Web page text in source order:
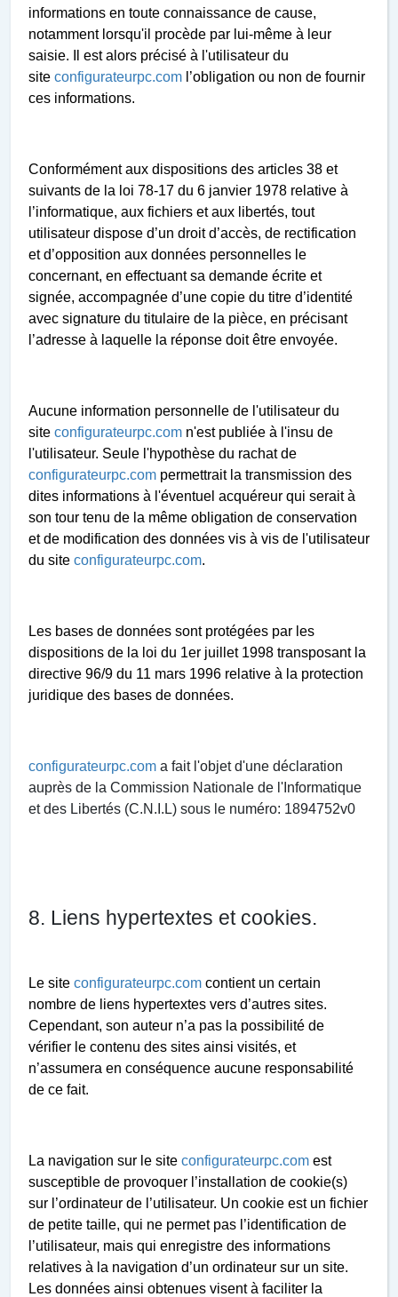
informations en toute connaissance de cause,
notamment lorsqu'il procède par lui-même à leur
saisie. Il est alors précisé à l'utilisateur du
site configurateurpc.com l’obligation ou non de fournir
ces informations.
Conformément aux dispositions des articles 38 et
suivants de la loi 78-17 du 6 janvier 1978 relative à
l’informatique, aux fichiers et aux libertés, tout
utilisateur dispose d’un droit d’accès, de rectification
et d’opposition aux données personnelles le
concernant, en effectuant sa demande écrite et
signée, accompagnée d’une copie du titre d’identité
avec signature du titulaire de la pièce, en précisant
l’adresse à laquelle la réponse doit être envoyée.
Aucune information personnelle de l'utilisateur du
site configurateurpc.com n'est publiée à l'insu de
l'utilisateur. Seule l'hypothèse du rachat de
configurateurpc.com permettrait la transmission des
dites informations à l'éventuel acquéreur qui serait à
son tour tenu de la même obligation de conservation
et de modification des données vis à vis de l'utilisateur
du site configurateurpc.com.
Les bases de données sont protégées par les
dispositions de la loi du 1er juillet 1998 transposant la
directive 96/9 du 11 mars 1996 relative à la protection
juridique des bases de données.
configurateurpc.com a fait l'objet d'une déclaration
auprès de la Commission Nationale de l'Informatique
et des Libertés (C.N.I.L) sous le numéro: 1894752v0
8. Liens hypertextes et cookies.
Le site configurateurpc.com contient un certain
nombre de liens hypertextes vers d’autres sites.
Cependant, son auteur n’a pas la possibilité de
vérifier le contenu des sites ainsi visités, et
n’assumera en conséquence aucune responsabilité
de ce fait.
La navigation sur le site configurateurpc.com est
susceptible de provoquer l’installation de cookie(s)
sur l’ordinateur de l’utilisateur. Un cookie est un fichier
de petite taille, qui ne permet pas l’identification de
l’utilisateur, mais qui enregistre des informations
relatives à la navigation d’un ordinateur sur un site.
Les données ainsi obtenues visent à faciliter la